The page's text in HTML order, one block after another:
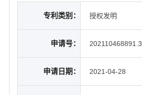
专利类别： 授权发明
申请号： 202110468891.3
申请日期： 2021-04-28